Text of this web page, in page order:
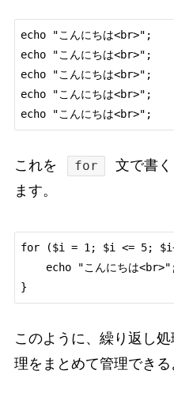
echo "こんにちは<br>";
echo "こんにちは<br>";
echo "こんにちは<br>";
echo "こんにちは<br>";
これを for
文で書
ます。
for ($i = 1; $i <= 5;
このように、繰り返し
理をまとめて管理できる